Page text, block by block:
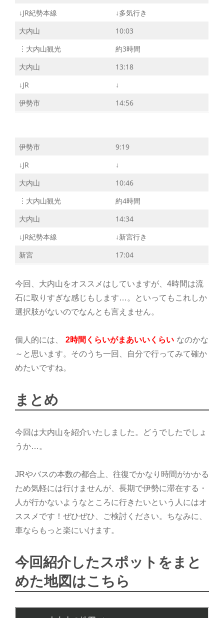
↓JR紀勢本線
↓多気行き
大内山
10:03
︙大内山観光
約3時間
大内山
13:18
↓JR
↓
伊勢市
14:56
伊勢市
9:19
↓JR
↓
大内山
10:46
︙大内山観光
約4時間
大内山
14:34
↓JR紀勢本線
↓新宮行き
新宮
17:04
今回、大内山をオススメはしていますが、4時間は流
石に取りすぎな感じもします…。といってもこれしか
選択肢がないのでなんとも言えません。
個人的には、 2時間くらいがまあいいくらい なのかな
～と思います。そのうち一回、自分で行ってみて確か
めたいですね。
まとめ
今回は大内山を紹介いたしました。どうでしたでしょ
うか…。
JRやバスの本数の都合上、往復でかなり時間がかかる
ため気軽には行けませんが、長期で伊勢に滞在する・
人が行かないようなところに行きたいという人にはオ
ススメです！ぜひぜひ、ご検討ください。ちなみに、
車ならもっと楽にいけます。
今回紹介したスポットをまと
めた地図はこちら